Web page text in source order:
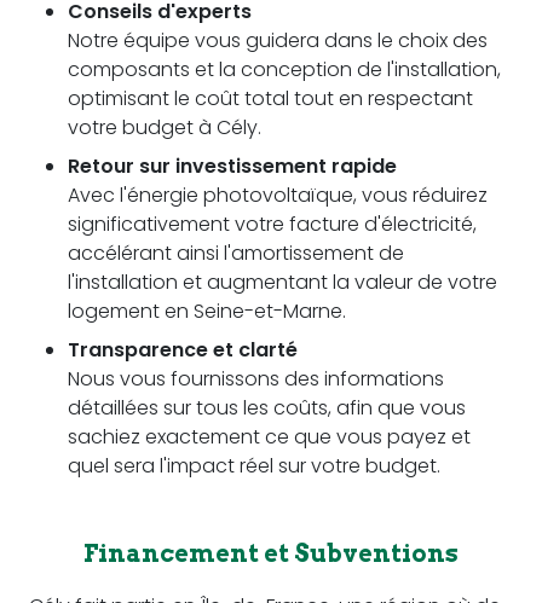
Conseils d'experts
Notre équipe vous guidera dans le choix des
composants et la conception de l'installation,
optimisant le coût total tout en respectant
votre budget à Cély.
Retour sur investissement rapide
Avec l'énergie photovoltaïque, vous réduirez
significativement votre facture d'électricité,
accélérant ainsi l'amortissement de
l'installation et augmentant la valeur de votre
logement en Seine-et-Marne.
Transparence et clarté
Nous vous fournissons des informations
détaillées sur tous les coûts, afin que vous
sachiez exactement ce que vous payez et
quel sera l'impact réel sur votre budget.
Financement et Subventions